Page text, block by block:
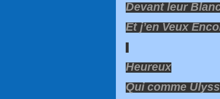
Devant leur
Et j’en Veux
Heureux
Qui comme